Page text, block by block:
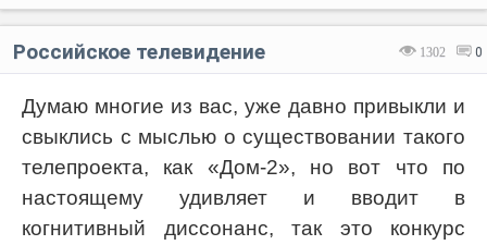
1302 0
Российское телевидение
Думаю многие из вас, уже давно привыкли и
свыклись с мыслью о существовании такого
телепроекта, как «Дом-2», но вот что по
настоящему удивляет и вводит в
когнитивный диссонанс, так это конкурс